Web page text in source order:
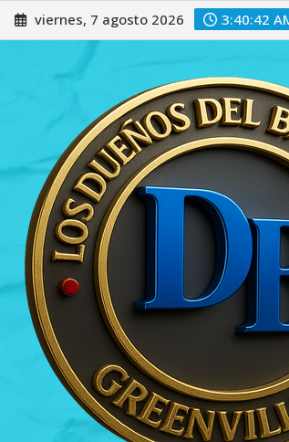
Saltar
al
viernes, 7 agosto 2026 3:40:43